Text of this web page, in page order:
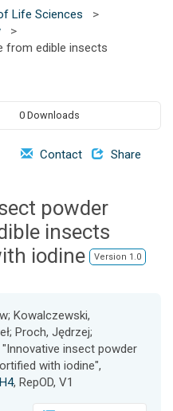
Life Sciences
>
>
from edible insects
0 Downloads
Contact Share
powder
insects
iodine
Version 1.0
Kowalczewski,
Proch, Jędrzej;
"Innovative insect powder
with iodine",
, RepOD, V1